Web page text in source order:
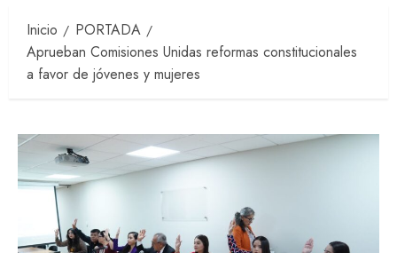
Inicio
PORTADA
Aprueban Comisiones Unidas reformas constitucionales
a favor de jóvenes y mujeres